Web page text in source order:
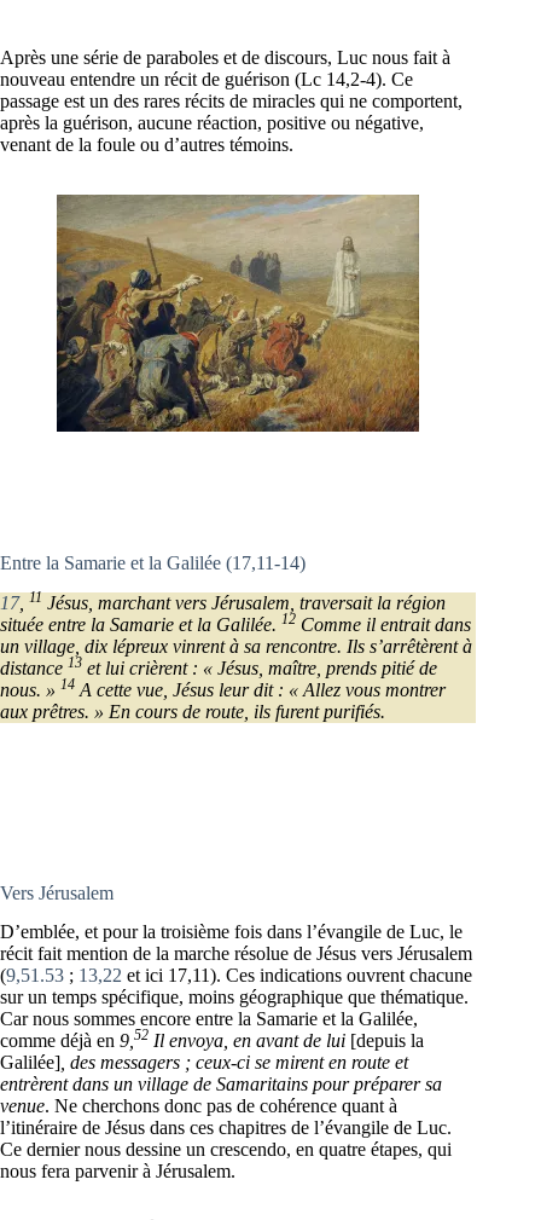
Après une série de paraboles et de discours, Luc nous fait à
nouveau entendre un récit de guérison (Lc 14,2-4). Ce
passage est un des rares récits de miracles qui ne comportent,
après la guérison, aucune réaction, positive ou négative,
venant de la foule ou d’autres témoins.
Entre la Samarie et la Galilée (17,11-14)
17, 11 Jésus, marchant vers Jérusalem, traversait la région
située entre la Samarie et la Galilée. 12 Comme il entrait dans
un village, dix lépreux vinrent à sa rencontre. Ils s’arrêtèrent à
distance 13 et lui crièrent : « Jésus, maître, prends pitié de
nous. » 14 A cette vue, Jésus leur dit : « Allez vous montrer
aux prêtres. » En cours de route, ils furent purifiés.
Vers Jérusalem
D’emblée, et pour la troisième fois dans l’évangile de Luc, le
récit fait mention de la marche résolue de Jésus vers Jérusalem
(9,51.53 ; 13,22 et ici 17,11). Ces indications ouvrent chacune
sur un temps spécifique, moins géographique que thématique.
Car nous sommes encore entre la Samarie et la Galilée,
comme déjà en 9, 52 Il envoya, en avant de lui [depuis la
Galilée] , des messagers ; ceux-ci se mirent en route et
entrèrent dans un village de Samaritains pour préparer sa
venue. Ne cherchons donc pas de cohérence quant à
l’itinéraire de Jésus dans ces chapitres de l’évangile de Luc.
Ce dernier nous dessine un crescendo, en quatre étapes, qui
nous fera parvenir à Jérusalem.